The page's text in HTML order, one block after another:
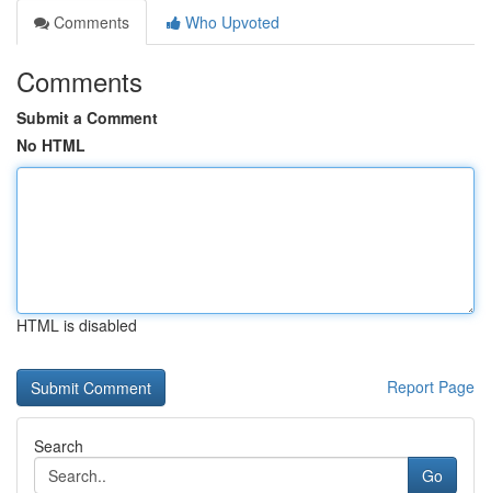
Comments
Who Upvoted
Comments
Submit a Comment
No HTML
HTML is disabled
Report Page
Search
Go